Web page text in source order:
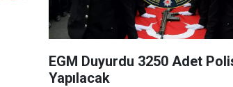
EGM Duyurdu 3250 Adet
Yapılacak